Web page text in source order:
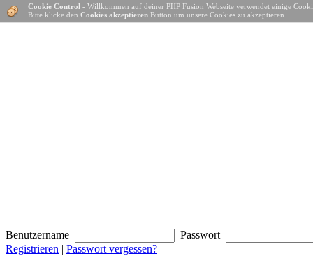
Benutzername
Passwort
Registrieren | Passwort vergessen?
Cookie Control - Willkommen auf deiner PHP Fusion Webseite verwendet einige
Bitte klicke den Cookies akzeptieren Button um unsere Cookies zu akzeptieren.